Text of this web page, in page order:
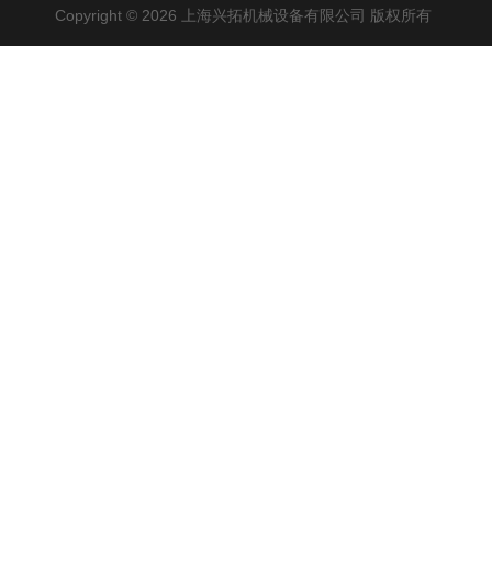
Copyright © 2026 上海兴拓机械设备有限公司 版权所有